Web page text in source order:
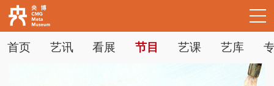
首页 艺讯 看展 节目 艺课 艺库